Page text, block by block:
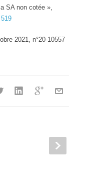
SA non cotée »,
519
2021, n°20-10557